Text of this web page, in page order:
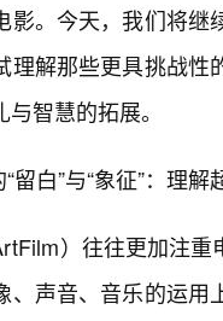
影。今天，我们将
理解那些更具挑战
智慧的拓展。
留白”与“象征”：理
）往往更加注
、声音、音乐的运